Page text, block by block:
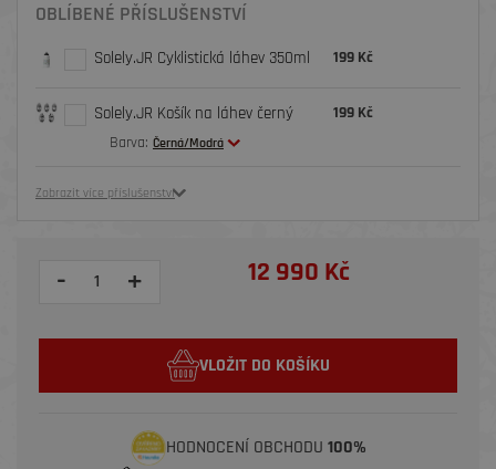
OBLÍBENÉ PŘÍSLUŠENSTVÍ
Solely.JR Cyklistická láhev 350ml 199 Kč
Solely.JR Košík na láhev černý
Barva: Černá/Modrá
199 Kč
Zobrazit více příslušenství
- + 12 990 Kč
VLOŽIT DO KOŠÍKU
HODNOCENÍ OBCHODU 100%